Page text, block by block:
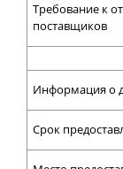
Требование к
поставщиков
Информация о
Срок